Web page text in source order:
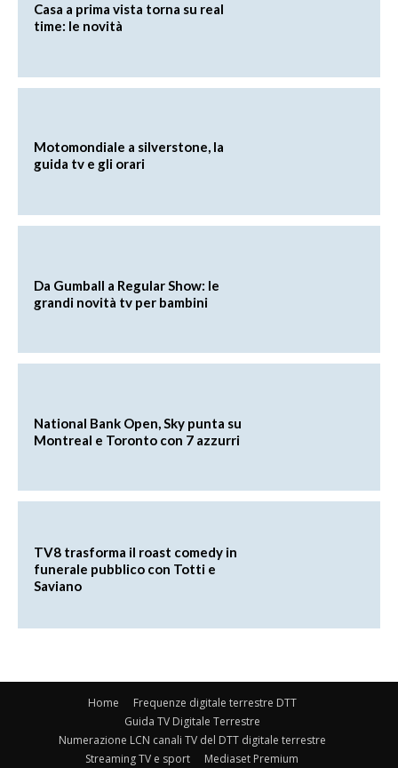
Casa a prima vista torna su real
time: le novità
Motomondiale a silverstone, la
guida tv e gli orari
Da Gumball a Regular Show: le
grandi novità tv per bambini
National Bank Open, Sky punta su
Montreal e Toronto con 7 azzurri
TV8 trasforma il roast comedy in
funerale pubblico con Totti e
Saviano
Home
Frequenze digitale terrestre DTT
Guida TV Digitale Terrestre
Numerazione LCN canali TV del DTT digitale terrestre
Streaming TV e sport
Mediaset Premium